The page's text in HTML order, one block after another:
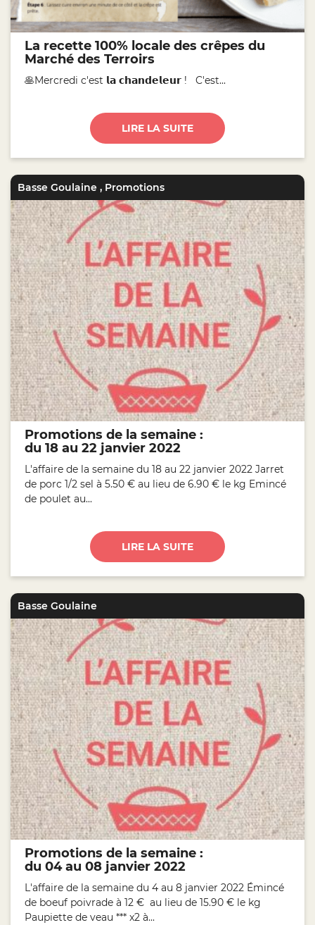
La recette 100% locale des crêpes du
Marché des Terroirs
🥞Mercredi c'est 𝗹𝗮 𝗰𝗵𝗮𝗻𝗱𝗲𝗹𝗲𝘂𝗿 ! C'est...
LIRE LA SUITE
Basse Goulaine , Promotions
Promotions de la semaine :
du 18 au 22 janvier 2022
L'affaire de la semaine du 18 au 22 janvier 2022 Jarret
de porc 1/2 sel à 5.50 € au lieu de 6.90 € le kg Emincé
de poulet au...
LIRE LA SUITE
Basse Goulaine
Promotions de la semaine :
du 04 au 08 janvier 2022
L'affaire de la semaine du 4 au 8 janvier 2022 Émincé
de boeuf poivrade à 12 € au lieu de 15.90 € le kg
Paupiette de veau *** x2 à...